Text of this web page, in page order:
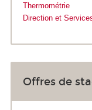
Thermométrie
Direction et
Offres de